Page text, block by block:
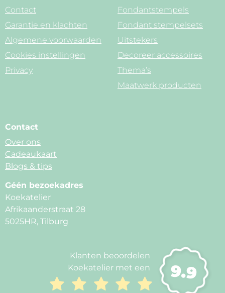
Contact
Garantie en klachten
Algemene voorwaarden
Cookies instellingen
Privacy
Fondantstempels
Fondant stempelsets
Uitstekers
Decoreer accessoires
Thema’s
Maatwerk producten
Contact
Over ons
Cadeaukaart
Blogs & tips
Géén bezoekadres
Koekatelier
Afrikaanderstraat 28
5025HR, Tilburg
Klanten beoordelen
Koekatelier met een
9.9